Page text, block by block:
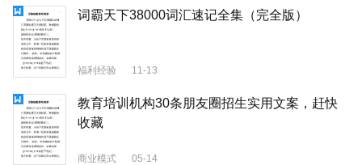
词霸天下38000词汇速记全集（完全版）
福利经验 11-13
教育培训机构30条朋友圈招生实用文案，赶快
收藏
商业模式 05-14